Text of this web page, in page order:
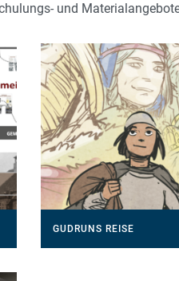
und
GUDRUNS REISE